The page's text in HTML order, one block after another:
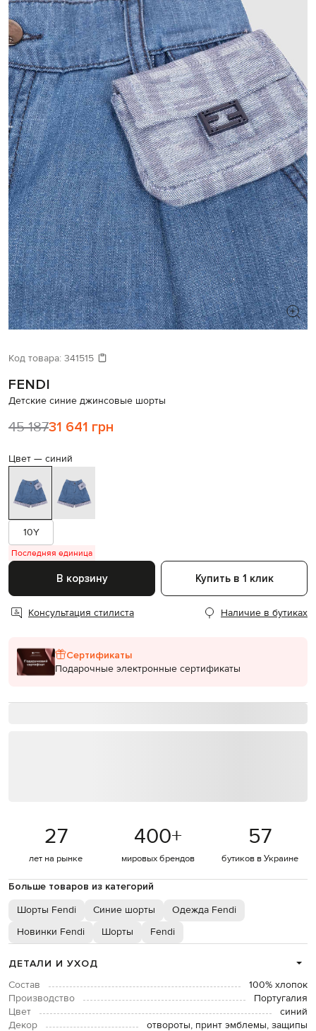
Код товара: 341515
FENDI
Детские синие джинсовые шорты
45 18731 641 грн
Цвет — синий
10Y
Последняя единица
В корзину Купить в 1 клик
Консультация стилиста Наличие в бутиках
Сертификаты
Подарочные электронные сертификаты
27
лет на рынке
400+
мировых брендов
57
бутиков в Украине
Больше товаров из категорий
Шорты Fendi Синие шорты
Одежда Fendi
Новинки Fendi
Шорты Fendi
ДЕТАЛИ И УХОД
Состав
100% хлопок
Производство
Португалия
Цвет
синий
Декор
отвороты, принт эмблемы, защипы